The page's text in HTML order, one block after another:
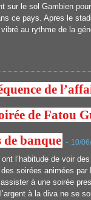
sur le sol Gambien
ce pays. Apres le
au rythme de la
de
de Fatou
de banque - 10/
l’habitude de voir
soirées animées par
à une soirée
à la diva ne se